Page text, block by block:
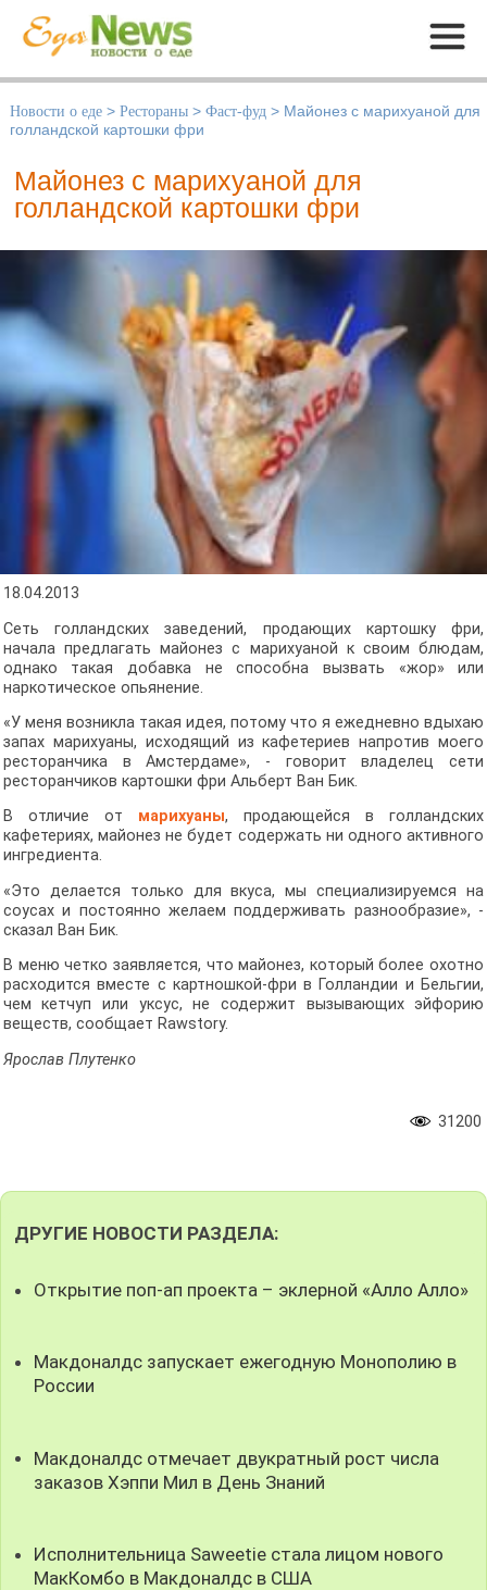
Меню
Новости о еде > Рестораны > Фаст-фуд > Майонез с марихуаной для
голландской картошки фри
Майонез с марихуаной для
голландской картошки фри
18.04.2013
Сеть голландских заведений, продающих картошку фри,
начала предлагать майонез с марихуаной к своим блюдам,
однако такая добавка не способна вызвать «жор» или
наркотическое опьянение.
«У меня возникла такая идея, потому что я ежедневно вдыхаю
запах марихуаны, исходящий из кафетериев напротив моего
ресторанчика в Амстердаме», - говорит владелец сети
ресторанчиков картошки фри Альберт Ван Бик.
В отличие от марихуаны, продающейся в голландских
кафетериях, майонез не будет содержать ни одного активного
ингредиента.
«Это делается только для вкуса, мы специализируемся на
соусах и постоянно желаем поддерживать разнообразие», -
сказал Ван Бик.
В меню четко заявляется, что майонез, который более охотно
расходится вместе с картношкой-фри в Голландии и Бельгии,
чем кетчуп или уксус, не содержит вызывающих эйфорию
веществ, сообщает Rawstory.
Ярослав Плутенко
31200
ДРУГИЕ НОВОСТИ РАЗДЕЛА:
Открытие поп-ап проекта – эклерной «Алло Алло»
Макдоналдс запускает ежегодную Монополию в
России
Макдоналдс отмечает двукратный рост числа
заказов Хэппи Мил в День Знаний
Исполнительница Saweetie стала лицом нового
МакКомбо в Макдоналдс в США